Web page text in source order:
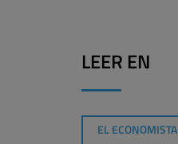
LEER EN
EL ECONOMISTA